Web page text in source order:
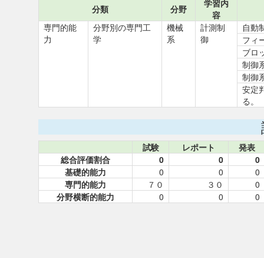
分類 分野
学習内
容
専門的能
力
分野別の専門工
学
機械
系
計測制
御
自動
フィ
ブロ
制御
制御
安定
る。
試験 レポート
発表
総合評価割合
0 0
0
基礎的能力
0 0
0
専門的能力
７０ ３０
0
分野横断的能力
0 0 0